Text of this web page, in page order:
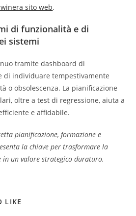
sito web.
di funzionalità e di
sistemi
tramite dashboard di
di individuare tempestivamente
o obsolescenza. La pianificazione
oltre a test di regressione, aiuta a
e affidabile.
pianificazione, formazione e
la chiave per trasformare la
in un valore strategico duraturo.
LIKE